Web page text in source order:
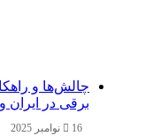
چالش‌ها و
برقی در ایران
16 نوامبر 2025